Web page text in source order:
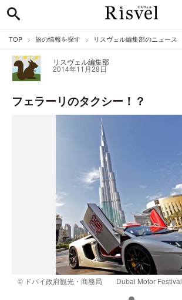
TOP 旅の情報を探す リスヴェル編集部のニュース
リスヴェル編集部
2014年11月28日
フェラーリのタクシー！？
© ドバイ政府観光・商務局 Dubai Motor Festival